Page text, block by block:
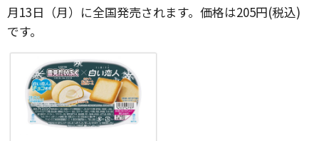
月13日（月）に全国発売されます。価格は205円(税込)
です。